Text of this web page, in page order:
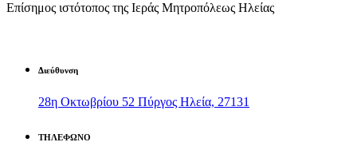
Επίσημος ιστότοπος της Ιεράς Μητροπόλεως Ηλείας
Διεύθυνση
28η Οκτωβρίου 52 Πύργος Ηλεία, 27131
ΤΗΛΕΦΩΝΟ